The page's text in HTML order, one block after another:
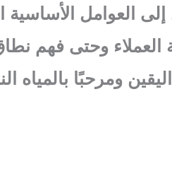
العوامل الأساسية
وحتى فهم
ومرحبًا بالمياه